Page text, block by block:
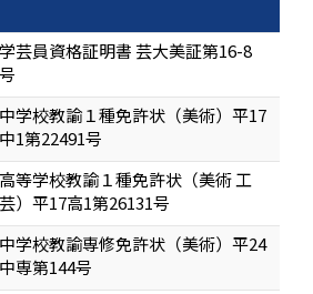
学芸員資格証明書 芸大美証第16-8
号
中学校教諭１種免許状（美術）平17
中1第22491号
高等学校教諭１種免許状（美術 工
芸）平17高1第26131号
中学校教諭専修免許状（美術）平24
中専第144号